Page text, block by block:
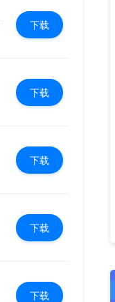
下载
下载
下载
下载
下载